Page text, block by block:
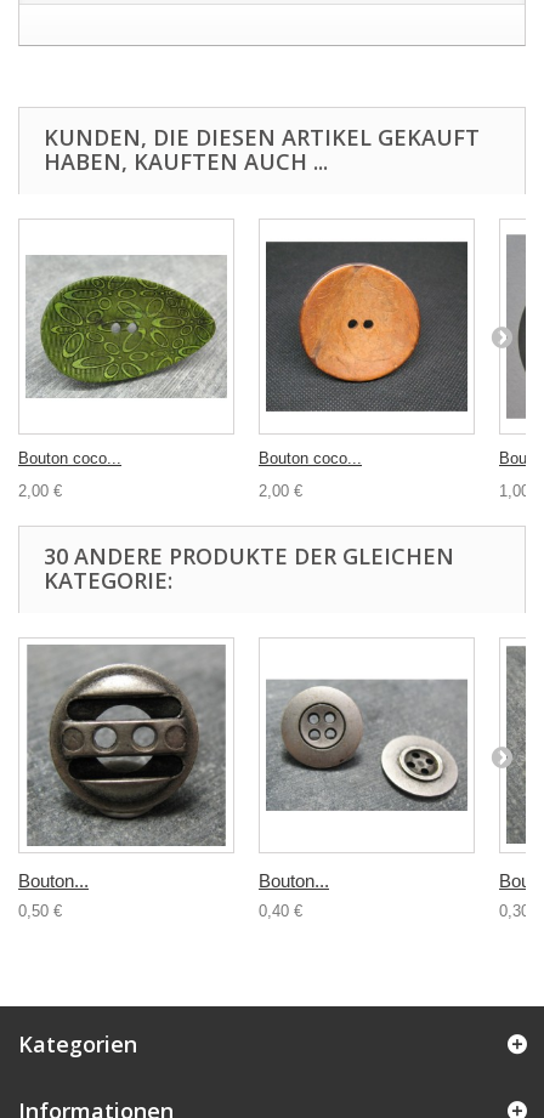
KUNDEN, DIE DIESEN ARTIKEL GEKAUFT
HABEN, KAUFTEN AUCH ...
Bouton coco...
2,00 €
Bouton coco...
2,00 €
1,00 €
30 ANDERE PRODUKTE DER GLEICHEN
KATEGORIE:
Bouton...
0,50 €
Bouton...
0,40 € 0,30 €
Kategorien
Informationen